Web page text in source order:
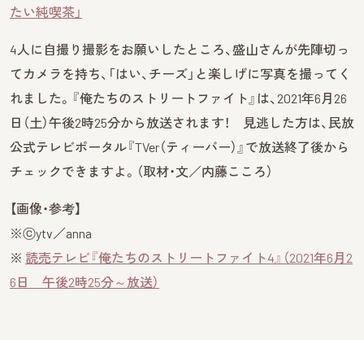
たい純喫茶」
4人に自撮り撮影をお願いしたところ、盛山さんが先陣切っ
てカメラを持ち、「はい、チーズ」と楽しげに写真を撮ってく
れました。『俺たちのストリートファイト』は、2021年6月26
日（土）午後2時25分から放送されます！ 見逃した方は、民放
公式テレビポータル『TVer（ティーバー）』で放送終了後から
チェックできますよ。（取材・文／内藤こころ）
【画像・参考】
※ⓒytv／anna
※ 読売テレビ『俺たちのストリートファイト4』（2021年6月2
6日 午後2時25分～放送）